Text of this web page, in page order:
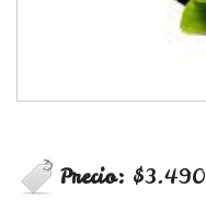
Precio: $3.490